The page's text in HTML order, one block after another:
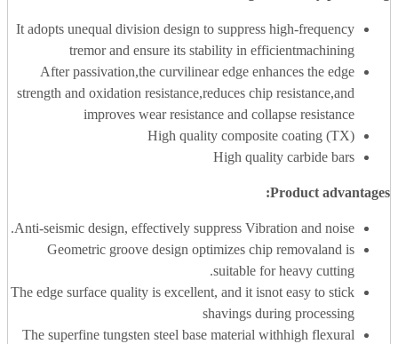
It adopts unequal division design to suppress high-frequency
tremor and ensure its stability in efficientmachining
After passivation,the curvilinear edge enhances the edge
strength and oxidation resistance,reduces chip resistance,and
improves wear resistance and collapse resistance
High quality composite coating (TX)
High quality carbide bars
Product advantages
:
Anti-seismic design, effectively suppress Vibration and noise.
Geometric groove design optimizes chip removaland is
suitable for heavy cutting.
The edge surface quality is excellent, and it isnot easy to stick
shavings during processing
The superfine tungsten steel base material withhigh flexural